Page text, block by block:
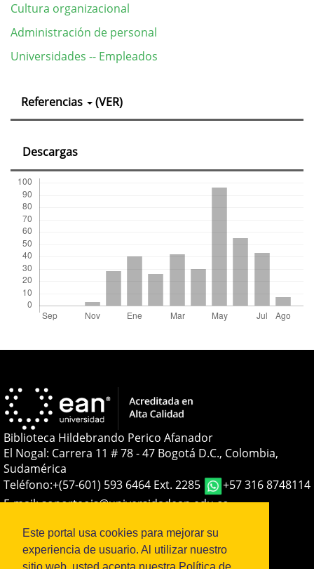
Este portal usa cookies para mejorar su
experiencia de usuario. Al utilizar nuestro
sitio web, usted acepta nuestra Política de
Cultura organizacional
Administración de personal
Universidades -- Empleados
Detalles
del
artículo
Referencias (VER)
Descargas
Biblioteca Hildebrando Perico Afanador
El Nogal: Carrera 11 # 78 - 47 Bogotá D.C., Colombia,
Sudamérica
Teléfono:+(57-601) 593 6464 Ext. 2285
+57 316 8748114
E-mail:soporteojs@universidadean.edu.co-
Sistema OJS - Metabiblioteca |